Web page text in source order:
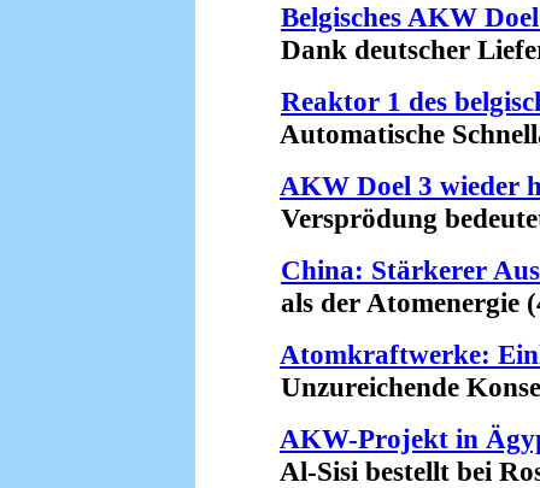
Belgisches AKW
Dank deutscher
Reaktor 1 des
Automatische
AKW Doel 3 wieder
Versprödung bedeutet
China: Stärkerer
als der Atomenergie
Atomkraftwerke:
Unzureichende
AKW-Projekt in
Al-Sisi bestellt bei